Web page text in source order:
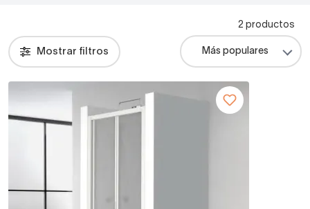
Mostrar filtros
2 productos